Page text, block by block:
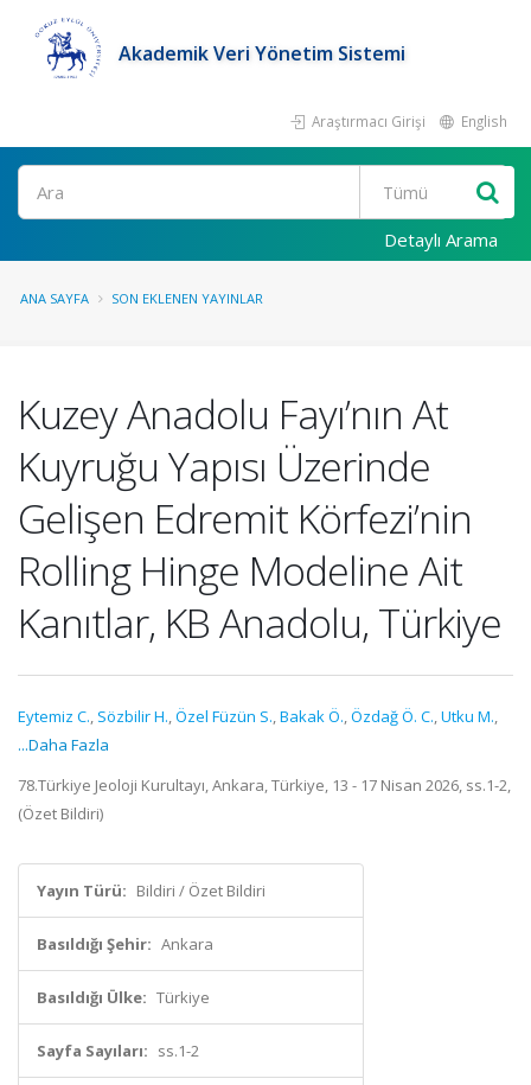
Akademik Veri Yönetim Sistemi
Araştırmacı Girişi English
Ara
Detaylı Arama
ANA SAYFA SON EKLENEN YAYINLAR
Kuzey Anadolu Fayı’nın At
Kuyruğu Yapısı Üzerinde
Gelişen Edremit Körfezi’nin
Rolling Hinge Modeline Ait
Kanıtlar, KB Anadolu, Türkiye
Eytemiz C., Sözbilir H.,Özel Füzün S.,Bakak Ö.,Özdağ Ö. C.,Utku M.,
...Daha Fazla
78.Türkiye Jeoloji Kurultayı, Ankara, Türkiye, 13 - 17 Nisan 2026, ss.1-2,
(Özet Bildiri)
Yayın Türü: Bildiri / Özet Bildiri
Basıldığı Şehir: Ankara
Basıldığı Ülke: Türkiye
Sayfa Sayıları: ss.1-2